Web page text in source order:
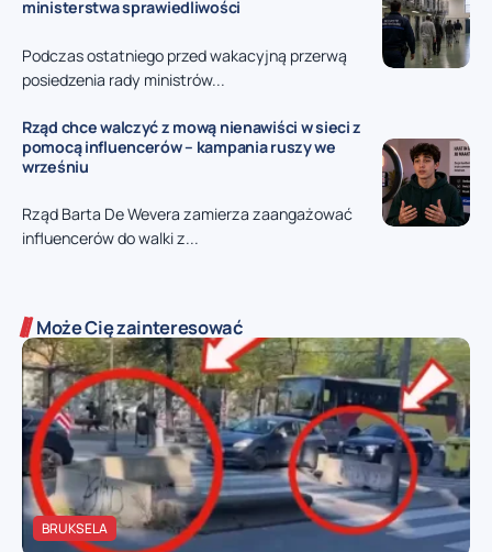
ministerstwa sprawiedliwości
Podczas ostatniego przed wakacyjną przerwą
posiedzenia rady ministrów...
Rząd chce walczyć z mową nienawiści w sieci z
pomocą influencerów – kampania ruszy we
wrześniu
Rząd Barta De Wevera zamierza zaangażować
influencerów do walki z...
Może Cię zainteresować
BRUKSELA